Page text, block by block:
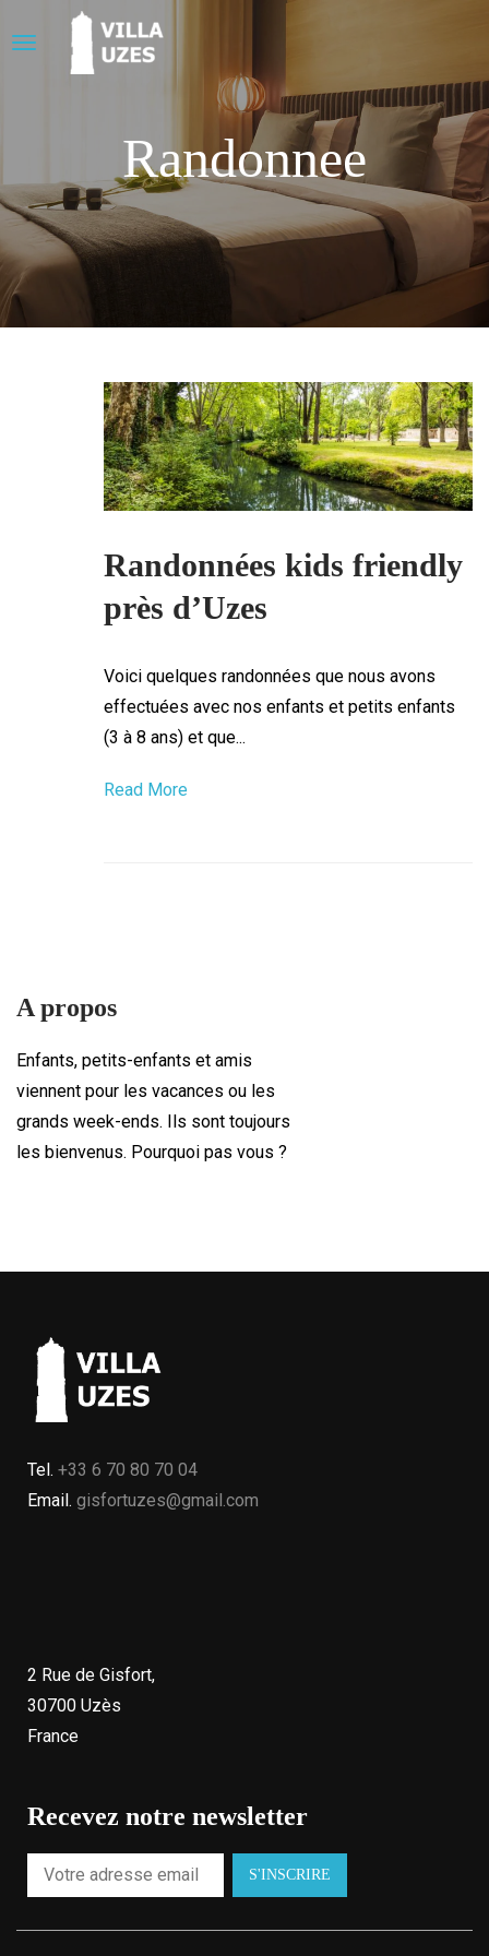
Randonnee
Randonnées kids friendly
près d’Uzes
Voici quelques randonnées que nous avons
effectuées avec nos enfants et petits enfants
(3 à 8 ans) et que...
Read More
A propos
Enfants, petits-enfants et amis
viennent pour les vacances ou les
grands week-ends. Ils sont toujours
les bienvenus. Pourquoi pas vous ?
Tel. +33 6 70 80 70 04
Email. gisfortuzes@gmail.com
2 Rue de Gisfort,
30700 Uzès
France
Recevez notre newsletter